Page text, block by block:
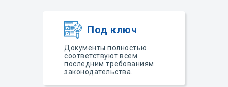
Документы полностью
соответствуют всем
последним требованиям
законодательства.
Под ключ